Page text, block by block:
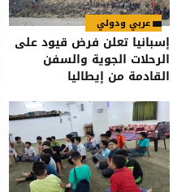
عربي ودولي
إسبانيا تعلن فرض قيود على
الرحلات الجوية والسفن
القادمة من إيطاليا